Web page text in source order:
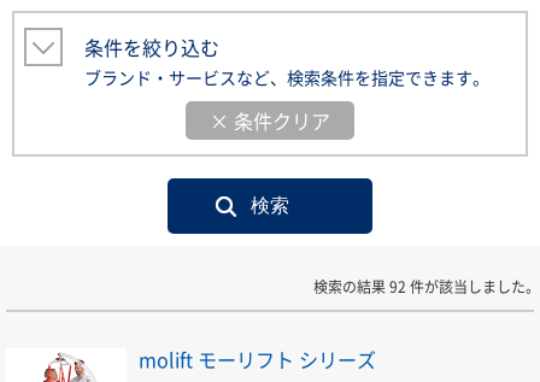
条件を絞り込む
ブランド・サービスなど、検索条件を指定できます。
× 条件クリア
検索の結果 92 件が該当しました。
molift モーリフト シリーズ